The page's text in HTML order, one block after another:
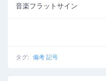
音楽フラットサイン
タグ: 備考 記号